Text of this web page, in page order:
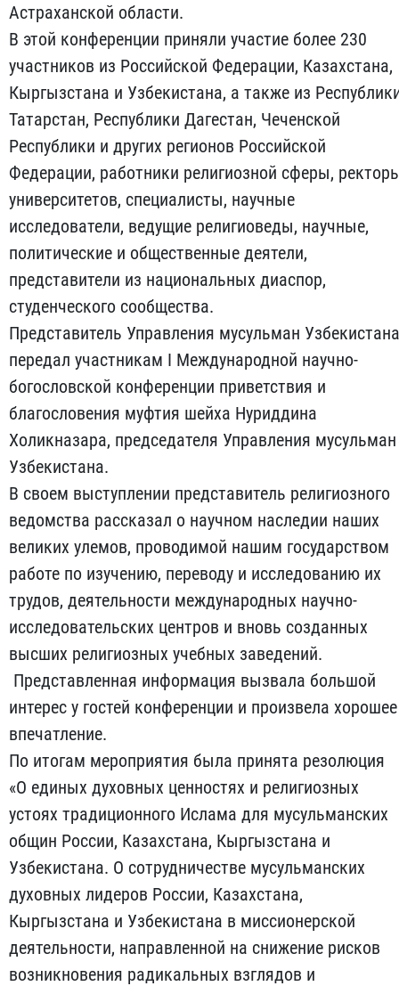
Астраханской области.
В этой конференции приняли участие более 230
участников из Российской Федерации, Казахстана,
Кыргызстана и Узбекистана, а также из
Татарстан, Республики Дагестан, Чеченской
Республики и других регионов Российской
Федерации, работники религиозной сферы,
университетов, специалисты, научные
исследователи, ведущие религиоведы, научные,
политические и общественные деятели,
представители из национальных диаспор,
студенческого сообщества.
Представитель Управления мусульман Узбекистана
передал участникам I Международной научно-
богословской конференции приветствия и
благословения муфтия шейха Нуриддина
Холикназара, председателя Управления мусульман
Узбекистана.
В своем выступлении представитель религиозного
ведомства рассказал о научном наследии наших
великих улемов, проводимой нашим государством
работе по изучению, переводу и исследованию их
трудов, деятельности международных научно-
исследовательских центров и вновь созданных
высших религиозных учебных заведений.
Представленная информация вызвала большой
интерес у гостей конференции и произвела хорошее
впечатление.
По итогам мероприятия была принята резолюция
«О единых духовных ценностях и религиозных
устоях традиционного Ислама для мусульманских
общин России, Казахстана, Кыргызстана и
Узбекистана. О сотрудничестве мусульманских
духовных лидеров России, Казахстана,
Кыргызстана и Узбекистана в миссионерской
деятельности, направленной на снижение рисков
возникновения радикальных взглядов и